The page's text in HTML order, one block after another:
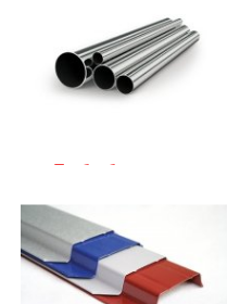
Трубы бесшовные